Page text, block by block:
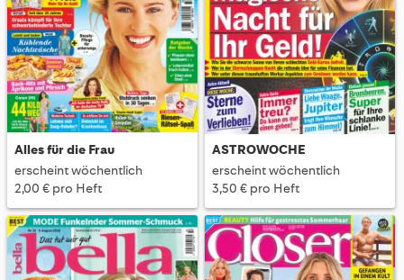
Alles für die Frau
erscheint wöchentlich
2,00 € pro Heft
ASTROWOCHE
erscheint wöchentlich
3,50 € pro Heft